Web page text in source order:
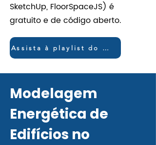
SketchUp, FloorSpaceJS) é
gratuito e de código aberto.
Assista à playlist do YouTube
Modelagem
Energética de
Edifícios no